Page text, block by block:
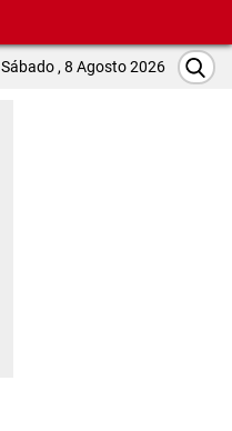
Sábado , 8 Agosto 2026